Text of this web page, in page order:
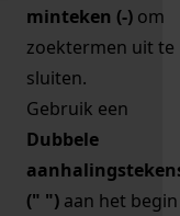
minteken (-) om
zoektermen uit te
sluiten.
Gebruik een
Dubbele
(" ") aan het begin